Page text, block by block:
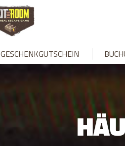
GESCHENKGUTSCHEIN